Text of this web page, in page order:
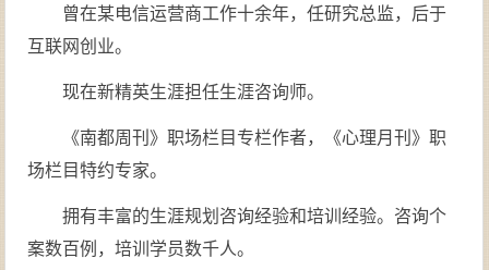
曾在某电信运营商工作十余年，任研究总监，后于
互联网创业。
现在新精英生涯担任生涯咨询师。
《南都周刊》职场栏目专栏作者，《心理月刊》职
场栏目特约专家。
拥有丰富的生涯规划咨询经验和培训经验。咨询个
案数百例，培训学员数千人。